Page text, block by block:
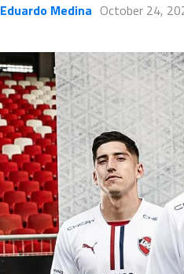
Eduardo Medina October 24,